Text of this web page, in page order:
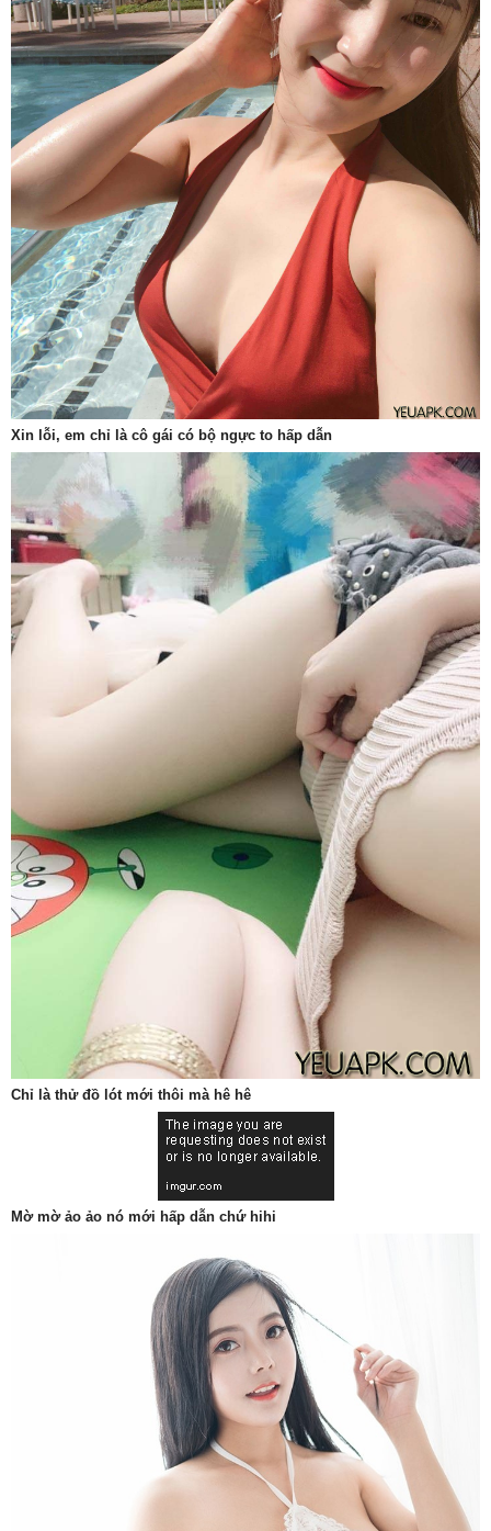
Xin lỗi, em chỉ là cô gái có bộ ngực to hấp dẫn
Chỉ là thử đồ lót mới thôi mà hê hê
Mờ mờ ảo ảo nó mới hấp dẫn chứ hihi